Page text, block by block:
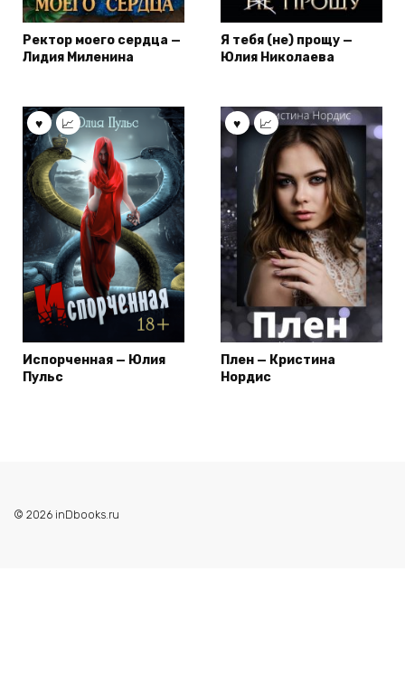
Ректор моего сердца —
Лидия Миленина
Я тебя (не) прощу —
Юлия Николаева
Испорченная — Юлия
Пульс
Плен — Кристина
Нордис
© 2026 inDbooks.ru